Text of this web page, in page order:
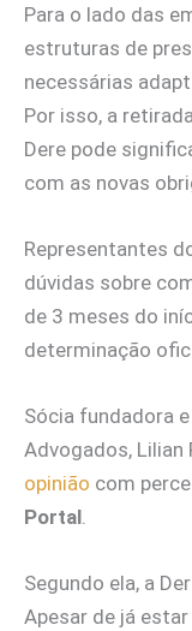
Para o lado das
estruturas de
necessárias
Por isso, a
Dere pode
com as novas
Representantes
dúvidas sobre
de 3 meses do
determinação
Sócia fundadora
Advogados, Lilian
opinião com
Portal.
Segundo ela, a
Apesar de já